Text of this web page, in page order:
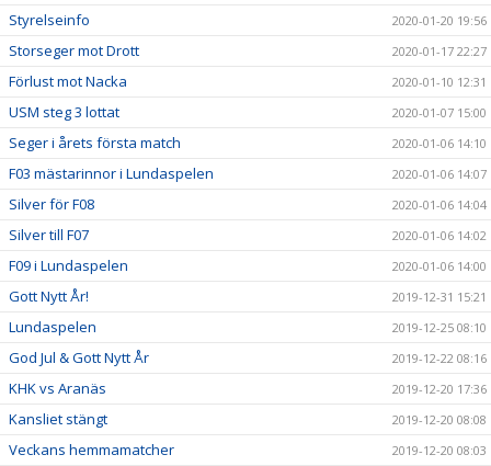
Styrelseinfo 2020-01-20 19:56
Storseger mot Drott 2020-01-17 22:27
Förlust mot Nacka 2020-01-10 12:31
USM steg 3 lottat 2020-01-07 15:00
Seger i årets första match 2020-01-06 14:10
F03 mästarinnor i Lundaspelen 2020-01-06 14:07
Silver för F08 2020-01-06 14:04
Silver till F07 2020-01-06 14:02
F09 i Lundaspelen 2020-01-06 14:00
Gott Nytt År! 2019-12-31 15:21
Lundaspelen 2019-12-25 08:10
God Jul & Gott Nytt År 2019-12-22 08:16
KHK vs Aranäs 2019-12-20 17:36
Kansliet stängt 2019-12-20 08:08
Veckans hemmamatcher 2019-12-20 08:03